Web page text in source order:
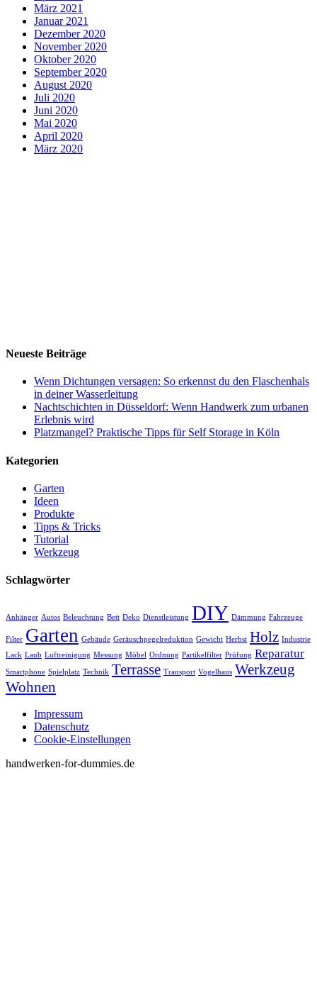
März 2021
Januar 2021
Dezember 2020
November 2020
Oktober 2020
September 2020
August 2020
Juli 2020
Juni 2020
Mai 2020
April 2020
März 2020
Neueste Beiträge
Wenn Dichtungen versagen: So erkennst du den Flaschenhals
in deiner Wasserleitung
Nachtschichten in Düsseldorf: Wenn Handwerk zum urbanen
Erlebnis wird
Platzmangel? Praktische Tipps für Self Storage in Köln
Kategorien
Garten
Ideen
Produkte
Tipps & Tricks
Tutorial
Werkzeug
Schlagwörter
Anhänger Autos Beleuchtung Bett Deko Dienstleistung DIY Dämmung Fahrzeuge
Filter Garten Gebäude Geräuschpegelreduktion Gewicht Herbst Holz Industrie
Lack Laub Luftreinigung Messung Möbel Ordnung Partikelfilter Prüfung Reparatur
Smartphone Spielplatz Technik Terrasse Transport Vogelhaus Werkzeug
Wohnen
Impressum
Datenschutz
Cookie-Einstellungen
handwerken-for-dummies.de